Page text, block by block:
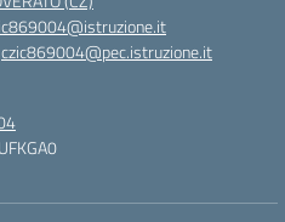
czic869004@pec.istruzione.it